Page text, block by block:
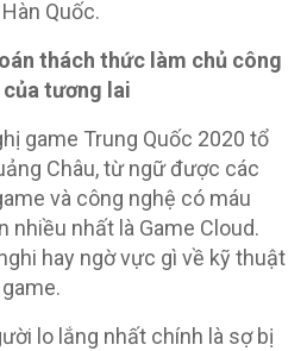
Quốc.
thách thức làm chủ công
của tương lai
game Trung Quốc 2020 tổ
Châu, từ ngữ được các
và công nghệ có máu
nhiều nhất là Game Cloud.
hay ngờ vực gì về kỹ thuật
lo lắng nhất chính là sợ bị